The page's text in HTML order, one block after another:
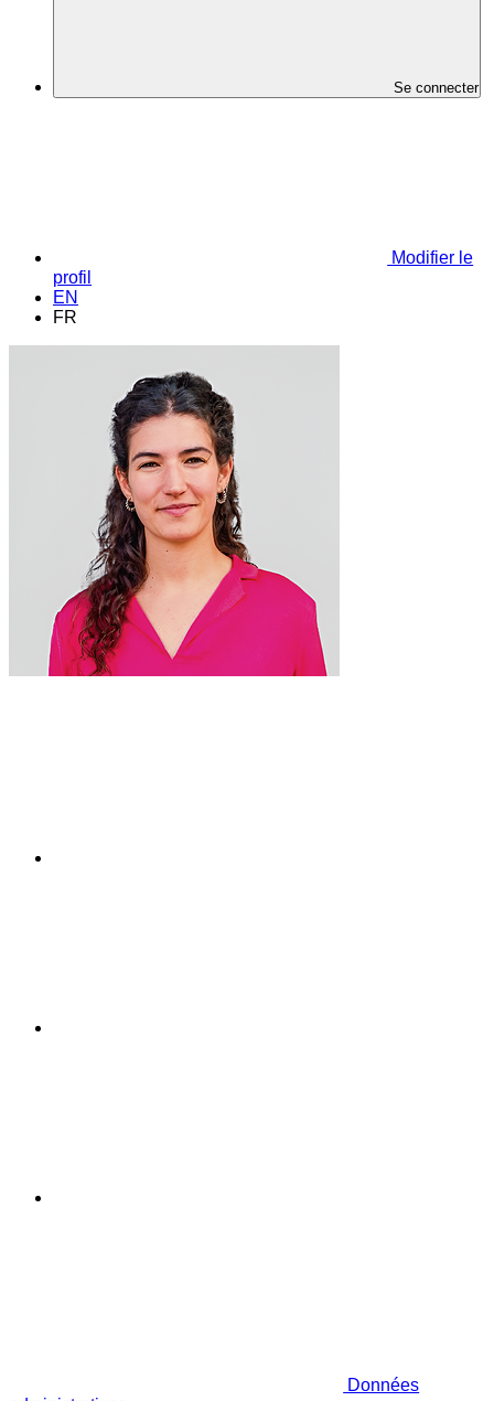
Se connecter
Modifier le
profil
EN
FR
Données